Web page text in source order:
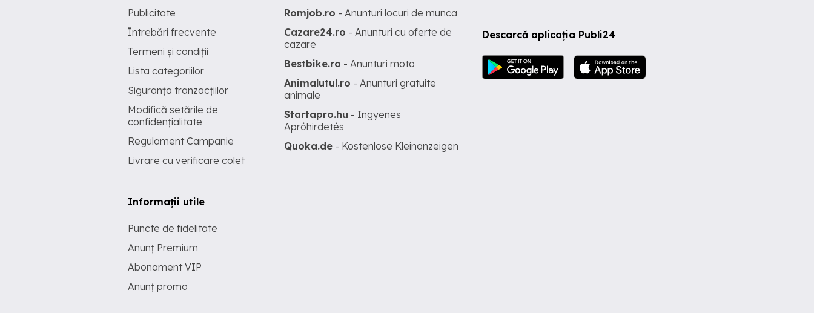
Descarcă aplicația Publi24
Publicitate
Întrebări frecvente
Termeni și condiții
Lista categoriilor
Siguranța tranzacțiilor
Modifică setările de
confidențialitate
Regulament Campanie
Livrare cu verificare colet
Informații utile
Puncte de fidelitate
Anunț Premium
Abonament VIP
Anunț promo
Romjob.ro - Anunturi locuri de munca
Cazare24.ro - Anunturi cu oferte de
cazare
Bestbike.ro - Anunturi moto
Animalutul.ro - Anunturi gratuite
animale
Startapro.hu - Ingyenes
Apróhirdetés
Quoka.de - Kostenlose Kleinanzeigen